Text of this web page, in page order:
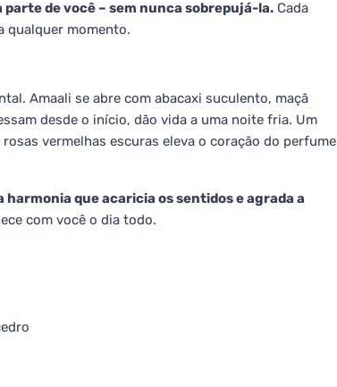
de você – sem nunca sobrepujá-la. Cada
qualquer momento.
Amaali se abre com abacaxi suculento, maçã
desde o início, dão vida a uma noite fria. Um
vermelhas escuras eleva o coração do perfume
que acaricia os sentidos e agrada a
com você o dia todo.